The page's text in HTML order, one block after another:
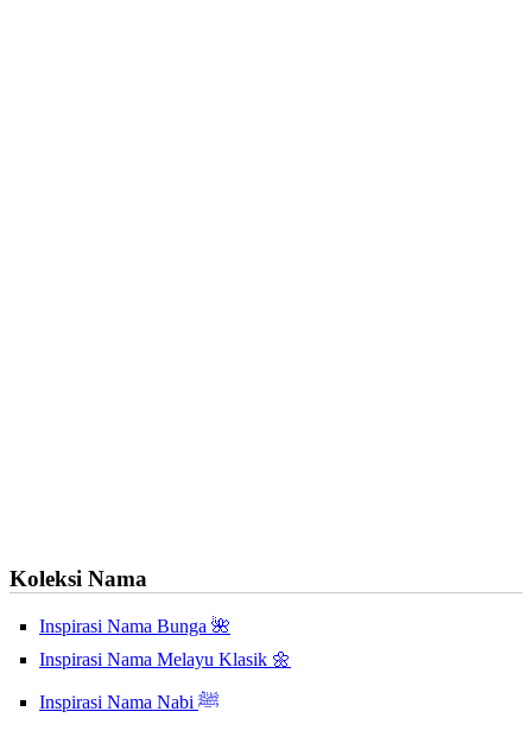
Koleksi Nama
Inspirasi Nama Bunga 🌺
Inspirasi Nama Melayu Klasik 🌼
Inspirasi Nama Nabi ﷺ